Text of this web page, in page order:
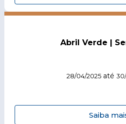
Abril Verde |
28/04/2025 até
Saiba